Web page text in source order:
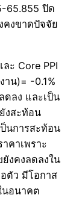
65.855 ปิด
คงขาดปัจจัย
ะ Core PPI
าน)= -0.1%
ดลง และเป็น
งสะท้อน
นการสะท้อน
คาเพราะ
งคงลดลงใน
ตัว มีโอกาส
นอนาคต